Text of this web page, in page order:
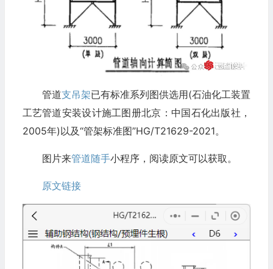
管道支吊架已有标准系列图供选用(石油化工装置
工艺管道安装设计施工图册北京：中国石化出版社，
2005年)以及“管架标准图”HG/T21629-2021。
图片来管道随手小程序，阅读原文可以获取。
原文链接